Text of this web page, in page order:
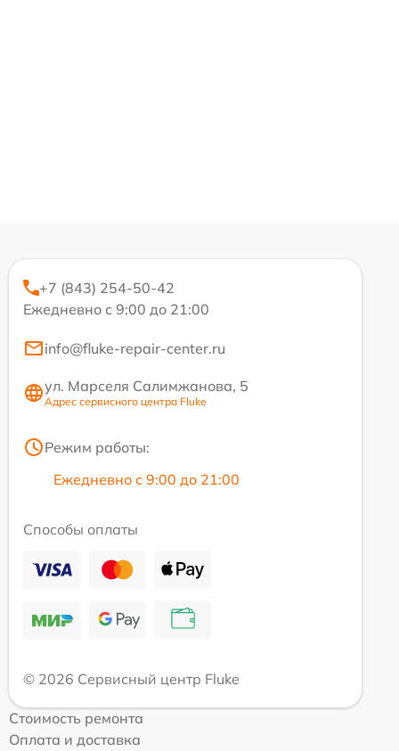
+7 (843) 254-50-42
Ежедневно с 9:00 до 21:00
info@fluke-repair-center.ru
ул. Марселя Салимжанова, 5
Адрес сервисного центра Fluke
Режим работы:
Ежедневно с 9:00 до 21:00
Способы оплаты
© 2026 Сервисный центр Fluke
Стоимость ремонта
Оплата и доставка